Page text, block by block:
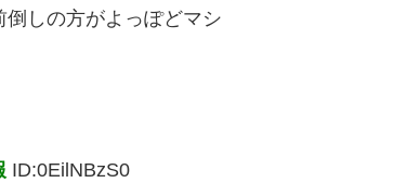
倒しの方がよっぽどマシ
ID:0EilNBzS0